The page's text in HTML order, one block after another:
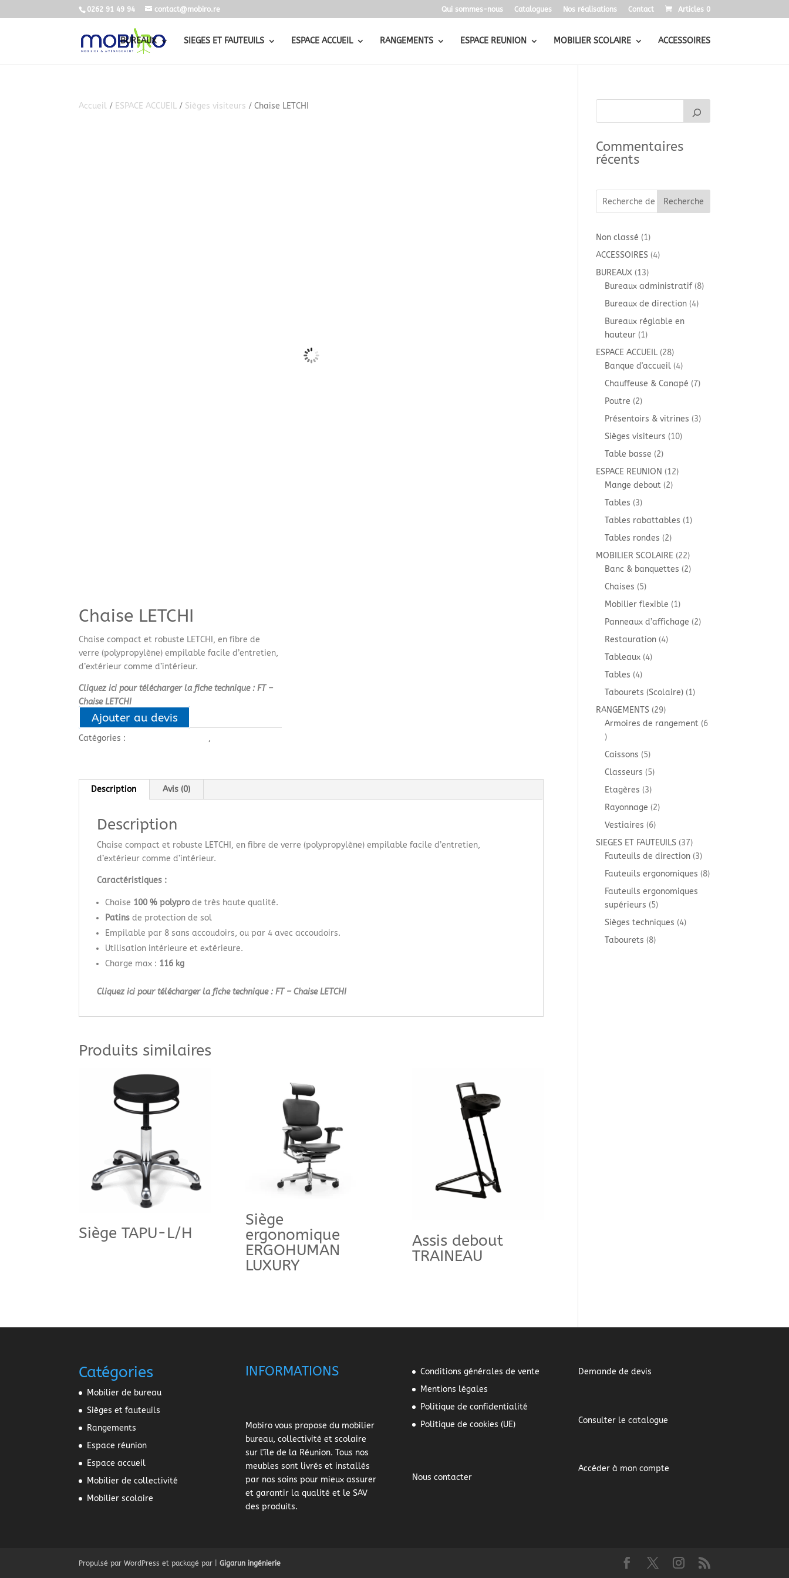
0262 91 49 94 contact@mobiro.re Qui sommes-nous Catalogues Nos réalisations Contact Articles 0
BUREAUX SIEGES ET FAUTEUILS ESPACE ACCUEIL RANGEMENTS ESPACE REUNION MOBILIER SCOLAIRE ACCESSOIRES
Accueil / ESPACE ACCUEIL / Sièges visiteurs / Chaise LETCHI
Chaise LETCHI
Chaise compact et robuste LETCHI, en fibre de
verre (polypropylène) empilable facile d’entretien,
d’extérieur comme d’intérieur.
Cliquez ici pour télécharger la fiche technique : FT –
Chaise LETCHI
Ajouter au devis
Catégories : ,
Description Avis (0)
Description
Chaise compact et robuste LETCHI, en fibre de verre (polypropylène) empilable facile d’entretien,
d’extérieur comme d’intérieur.
Caractéristiques :
Chaise 100 % polyprode très haute qualité.
Patins de protection de sol
Empilable par 8 sans accoudoirs, ou par 4 avec accoudoirs.
Utilisation intérieure et extérieure.
Charge max : 116 kg
Cliquez ici pour télécharger la fiche technique : FT – Chaise LETCHI
Produits similaires
Siège TAPU-L/H
Siège
ergonomique
ERGOHUMAN
LUXURY
Assis debout
TRAINEAU
Commentaires
récents
Recherche
Non classé 11
produit
ACCESSOIRES 44
BUREAUX 1313
produits
Bureaux administratif 88
Bureaux de direction 44
Bureaux réglable en
hauteur 11
produit
ESPACE ACCUEIL 2828
produits
Banque d'accueil 44
produits
Chauffeuse & Canapé 77
Poutre 22
produits
Présentoirs & vitrines 33
Sièges visiteurs 1010
Table basse 22
produits
ESPACE REUNION 1212
Mange debout 22
Tables 33
produits
Tables rabattables 11
Tables rondes 22
produits
MOBILIER SCOLAIRE 2222
produits
Banc & banquettes 22
Chaises 55
produits
Mobilier flexible 11
produit
Panneaux d’affichage 22
Restauration 44
Tableaux 44
Tables 44
produits
Tabourets (Scolaire) 11
RANGEMENTS 2929
produits
Armoires de rangement 6
6
produits
Caissons 55
produits
Classeurs 55
Etagères 33
produits
Rayonnage 22
Vestiaires 66
produits
SIEGES ET FAUTEUILS 3737
produits
Fauteuils de direction 33
produits
Fauteuils ergonomiques 88
Fauteuils ergonomiques
supérieurs 55
produits
Sièges techniques 44
Tabourets 88
Catégories
Mobilier de bureau
Sièges et fauteuils
Rangements
Espace réunion
Espace accueil
Mobilier de collectivité
Mobilier scolaire
INFORMATIONS
Mobiro vous propose du mobilier
bureau, collectivité et scolaire
sur l'île de la Réunion. Tous nos
meubles sont livrés et installés
par nos soins pour mieux assurer
et garantir la qualité et le SAV
des produits.
Conditions générales de vente
Mentions légales
Politique de confidentialité
Politique de cookies (UE)
Nous contacter
Demande de devis
Consulter le catalogue
Accéder à mon compte
Propulsé par WordPress et packagé par |Gigarun ingénierie